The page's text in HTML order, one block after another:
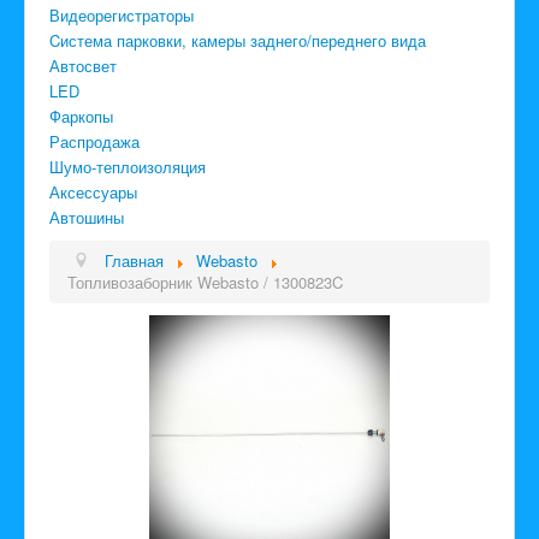
Видеорегистраторы
Cистема парковки, камеры заднего/переднего вида
Автосвет
LED
Фаркопы
Распродажа
Шумо-теплоизоляция
Аксессуары
Автошины
Главная
Webasto
Топливозаборник Webasto / 1300823C